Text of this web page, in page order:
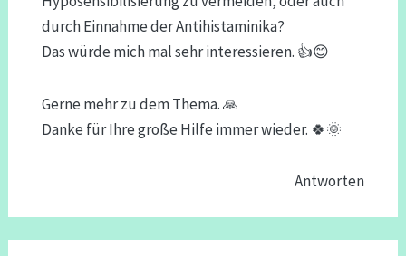
durch Einnahme der Antihistaminika?
Das würde mich mal sehr interessieren. 👍😊
Gerne mehr zu dem Thema. 🙏
Danke für Ihre große Hilfe immer wieder. 🍀🌞
Antworten